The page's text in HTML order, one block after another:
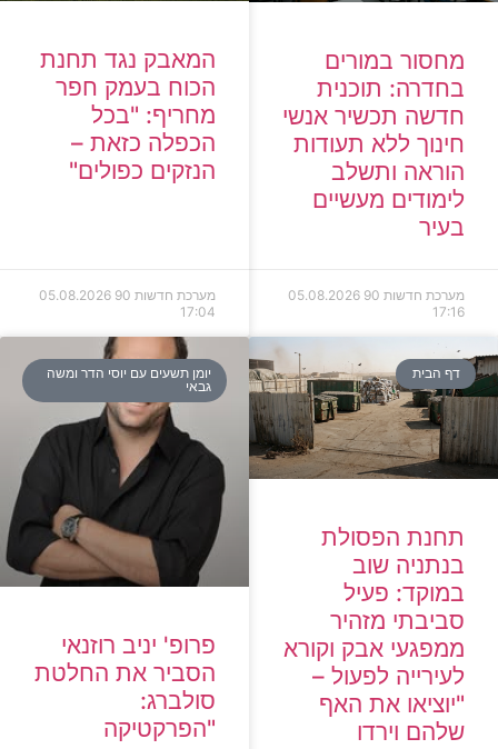
מחסור במורים
בחדרה: תוכנית
חדשה תכשיר אנשי
חינוך ללא תעודות
הוראה ותשלב
לימודים מעשיים
בעיר
מערכת חדשות 90
05.08.2026
17:16
המאבק נגד תחנת
הכוח בעמק חפר
מחריף: "בכל
הכפלה כזאת –
הנזקים כפולים"
מערכת חדשות 90
05.08.2026
17:04
דף הבית
תחנת הפסולת
בנתניה שוב
במוקד: פעיל
סביבתי מזהיר
ממפגעי אבק וקורא
לעירייה לפעול –
"יוציאו את האף
שלהם וירדו
יומן תשעים עם יוסי הדר ומשה
גבאי
פרופ' יניב רוזנאי
הסביר את החלטת
סולברג:
"הפרקטיקה